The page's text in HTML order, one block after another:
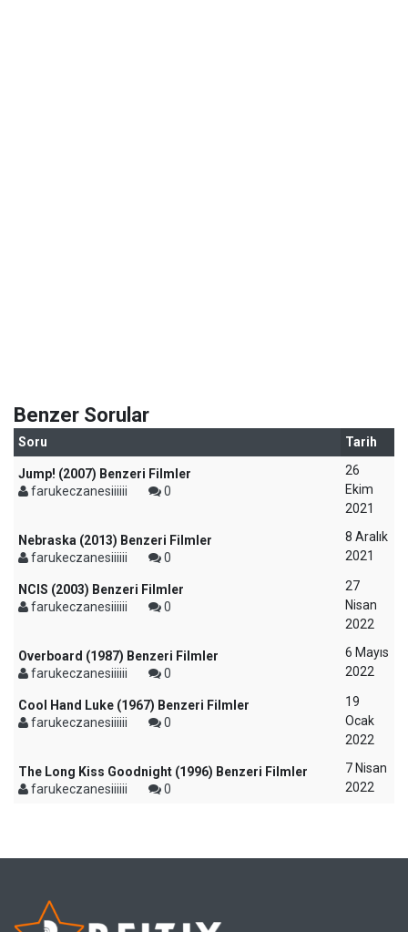
Benzer Sorular
Soru Tarih
Jump! (2007) Benzeri Filmler
farukeczanesiiiiii
0
26
Ekim
2021
Nebraska (2013) Benzeri Filmler
farukeczanesiiiiii
0
8 Aralık
2021
NCIS (2003) Benzeri Filmler
farukeczanesiiiiii
0
27
Nisan
2022
Overboard (1987) Benzeri Filmler
farukeczanesiiiiii
0
6 Mayıs
2022
Cool Hand Luke (1967) Benzeri Filmler
farukeczanesiiiiii
0
19
Ocak
2022
The Long Kiss Goodnight (1996) Benzeri Filmler
farukeczanesiiiiii
0
7 Nisan
2022